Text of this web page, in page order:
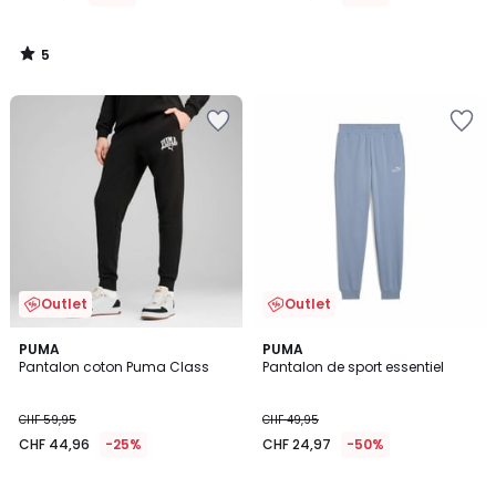
5
/
Outlet
PUMA
Pantalon coton Puma Class
CHF 59,95
CHF 44,96 -25%
Outlet
PUMA
Pantalon de sport essentiel
CHF 49,95
CHF 24,97 -50%
3
/
4
Couleurs